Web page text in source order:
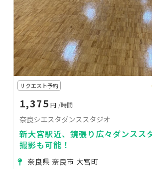
リクエスト予約
1,375 円 /時間
奈良シエスタダンススタジオ
新大宮駅近、鏡張り広々ダンスス
撮影も可能！
奈良県 奈良市 大宮町